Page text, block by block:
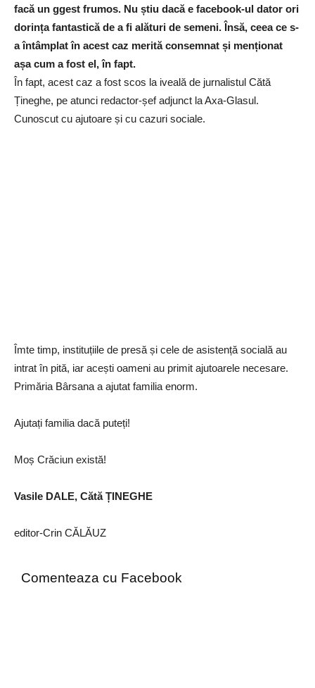
facă un ggest frumos. Nu știu dacă e facebook-ul dator ori
dorința fantastică de a fi alături de semeni. Însă, ceea ce s-
a întâmplat în acest caz merită consemnat și menționat
așa cum a fost el, în fapt.
În fapt, acest caz a fost scos la iveală de jurnalistul Cătă
Țineghe, pe atunci redactor-șef adjunct la Axa-Glasul.
Cunoscut cu ajutoare și cu cazuri sociale.
Îmte timp, instituțiile de presă și cele de asistență socială au
intrat în pită, iar acești oameni au primit ajutoarele necesare.
Primăria Bârsana a ajutat familia enorm.
Ajutați familia dacă puteți!
Moș Crăciun există!
Vasile DALE, Cătă ȚINEGHE
editor-Crin CĂLĂUZ
Comenteaza cu Facebook